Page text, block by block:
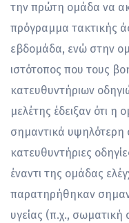
την πρώτη ομάδα να
πρόγραμμα τακτικής
εβδομάδα, ενώ στην
ιστότοπος που τους
κατευθυντήριων
μελέτης έδειξαν ότι η
σημαντικά
κατευθυντήριες
έναντι της ομάδας
παρατηρήθηκαν
υγείας (π.χ.,